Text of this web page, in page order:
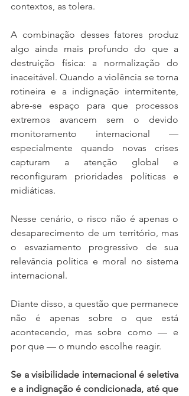
contextos, as tolera.
A combinação desses fatores produz
algo ainda mais profundo do que a
destruição física: a normalização do
inaceitável. Quando a violência se torna
rotineira e a indignação intermitente,
abre-se espaço para que processos
extremos avancem sem o devido
monitoramento internacional —
especialmente quando novas crises
capturam a atenção global e
reconfiguram prioridades políticas e
midiáticas.
Nesse cenário, o risco não é apenas o
desaparecimento de um território, mas
o esvaziamento progressivo de sua
relevância política e moral no sistema
internacional.
Diante disso, a questão que permanece
não é apenas sobre o que está
acontecendo, mas sobre como — e
por que — o mundo escolhe reagir.
Se a visibilidade internacional é seletiva
e a indignação é condicionada, até que